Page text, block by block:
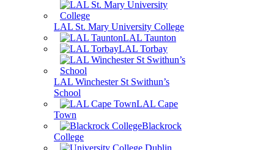
LAL St. Mary University College
LAL Taunton
LAL Torbay
LAL Winchester St Swithun’s
School
LAL Cape
Town
Blackrock
College